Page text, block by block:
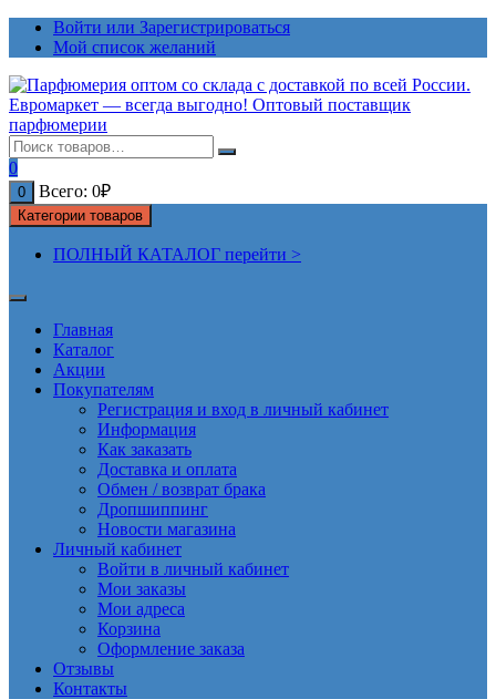
ПерейтиВойти или Зарегистрироваться
Мой список желаний
0
0 Всего: 0₽
Категории товаров
ПОЛНЫЙ КАТАЛОГ перейти >
Главная
Каталог
Акции
Покупателям
Регистрация и вход в личный кабинет
Информация
Как заказать
Доставка и оплата
Обмен / возврат брака
Дропшиппинг
Новости магазина
Личный кабинет
Войти в личный кабинет
Мои заказы
Мои адреса
Корзина
Оформление заказа
Отзывы
Контакты